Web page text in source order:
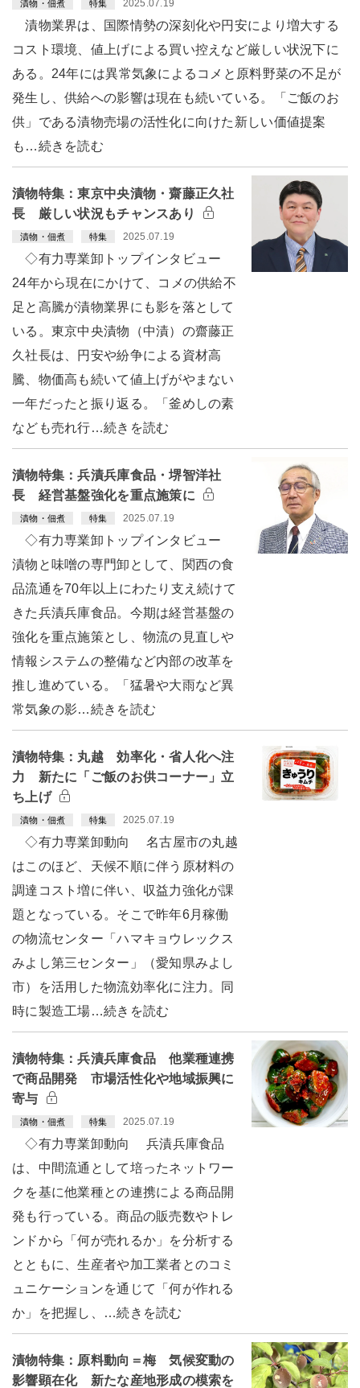
漬物・佃煮 特集 2025.07.19
漬物業界は、国際情勢の深刻化や円安により増大する
コスト環境、値上げによる買い控えなど厳しい状況下に
ある。24年には異常気象によるコメと原料野菜の不足が
発生し、供給への影響は現在も続いている。「ご飯のお
供」である漬物売場の活性化に向けた新しい価値提案
も…続きを読む
漬物特集：東京中央漬物・齋藤正久社
長 厳しい状況もチャンスあり
漬物・佃煮 特集 2025.07.19
◇有力専業卸トップインタビュー
24年から現在にかけて、コメの供給不
足と高騰が漬物業界にも影を落として
いる。東京中央漬物（中漬）の齋藤正
久社長は、円安や紛争による資材高
騰、物価高も続いて値上げがやまない
一年だったと振り返る。「釜めしの素
なども売れ行…続きを読む
漬物特集：兵漬兵庫食品・堺智洋社
長 経営基盤強化を重点施策に
漬物・佃煮 特集 2025.07.19
◇有力専業卸トップインタビュー
漬物と味噌の専門卸として、関西の食
品流通を70年以上にわたり支え続けて
きた兵漬兵庫食品。今期は経営基盤の
強化を重点施策とし、物流の見直しや
情報システムの整備など内部の改革を
推し進めている。「猛暑や大雨など異
常気象の影…続きを読む
漬物特集：丸越 効率化・省人化へ注
力 新たに「ご飯のお供コーナー」立
ち上げ
漬物・佃煮 特集 2025.07.19
◇有力専業卸動向 名古屋市の丸越
はこのほど、天候不順に伴う原材料の
調達コスト増に伴い、収益力強化が課
題となっている。そこで昨年6月稼働
の物流センター「ハマキョウレックス
みよし第三センター」（愛知県みよし
市）を活用した物流効率化に注力。同
時に製造工場…続きを読む
漬物特集：兵漬兵庫食品 他業種連携
で商品開発 市場活性化や地域振興に
寄与
漬物・佃煮 特集 2025.07.19
◇有力専業卸動向 兵漬兵庫食品
は、中間流通として培ったネットワー
クを基に他業種との連携による商品開
発も行っている。商品の販売数やトレ
ンドから「何が売れるか」を分析する
とともに、生産者や加工業者とのコミ
ュニケーションを通じて「何が作れる
か」を把握し、…続きを読む
漬物特集：原料動向＝梅 気候変動の
影響顕在化 新たな産地形成の模索を